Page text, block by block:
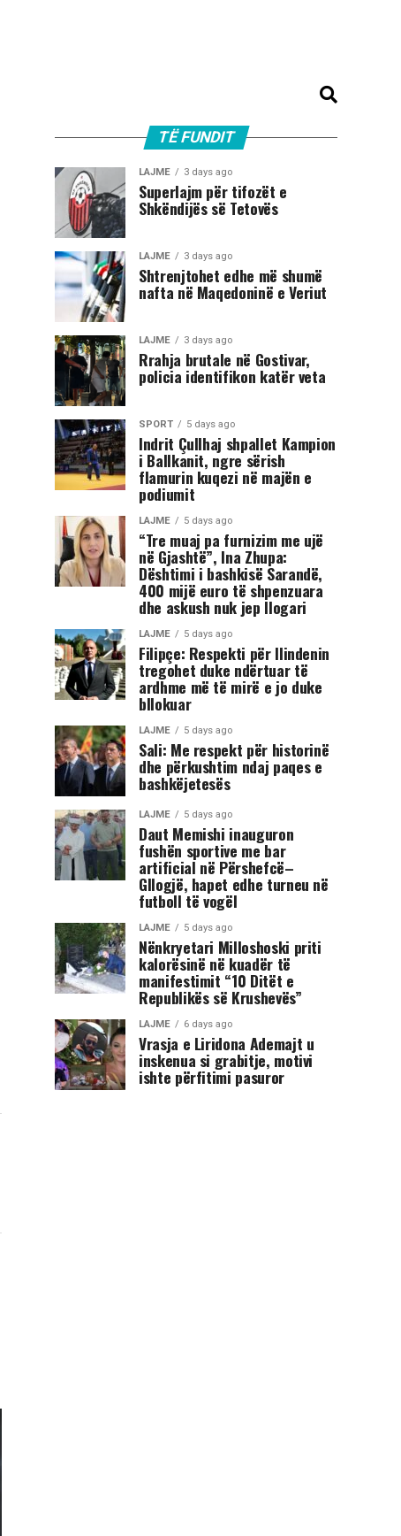
TË FUNDIT
LAJME 3 days ago
Superlajm për tifozët e
Shkëndijës së Tetovës
LAJME 3 days ago
Shtrenjtohet edhe më shumë
nafta në Maqedoninë e Veriut
LAJME 3 days ago
Rrahja brutale në Gostivar,
policia identifikon katër veta
SPORT 5 days ago
Indrit Çullhaj shpallet Kampion
i Ballkanit, ngre sërish
flamurin kuqezi në majën e
podiumit
LAJME 5 days ago
“Tre muaj pa furnizim me ujë
në Gjashtë”, Ina Zhupa:
Dështimi i bashkisë Sarandë,
400 mijë euro të shpenzuara
dhe askush nuk jep llogari
LAJME 5 days ago
Filipçe: Respekti për Ilindenin
tregohet duke ndërtuar të
ardhme më të mirë e jo duke
bllokuar
LAJME 5 days ago
Sali: Me respekt për historinë
dhe përkushtim ndaj paqes e
bashkëjetesës
LAJME 5 days ago
Daut Memishi inauguron
fushën sportive me bar
artificial në Përshefcë–
Gllogjë, hapet edhe turneu në
futboll të vogël
LAJME 5 days ago
Nënkryetari Milloshoski priti
kalorësinë në kuadër të
manifestimit “10 Ditët e
Republikës së Krushevës”
LAJME 6 days ago
Vrasja e Liridona Ademajt u
inskenua si grabitje, motivi
ishte përfitimi pasuror